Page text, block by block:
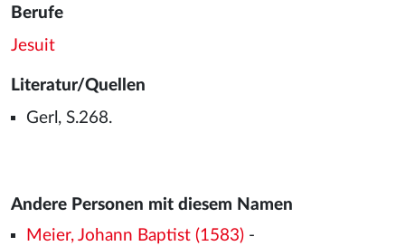
Berufe
Jesuit
Literatur/Quellen
Gerl, S.268.
Andere Personen mit diesem Namen
Meier, Johann Baptist (1583)-